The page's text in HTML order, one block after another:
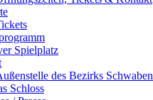
Spielplatz
des Bezirks Schwaben
Schloss